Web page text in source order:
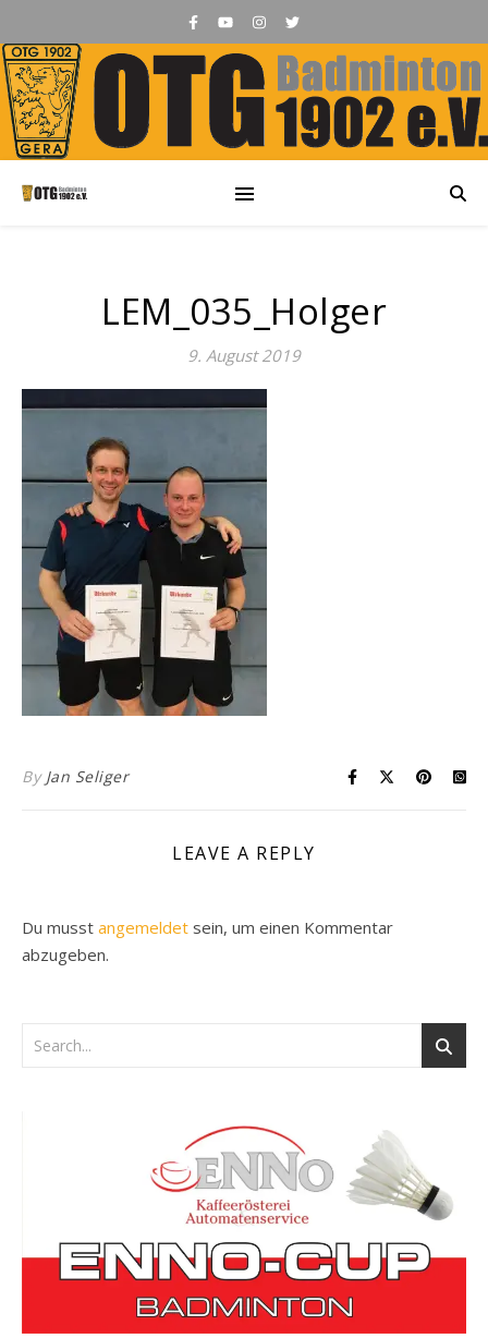
LEM_035_Holger
9. August 2019
By Jan Seliger
LEAVE A REPLY
Du musst angemeldet sein, um einen Kommentar
abzugeben.